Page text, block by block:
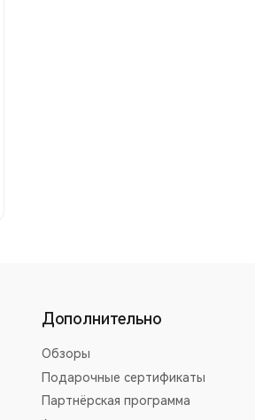
Дополнительно
Обзоры
Подарочные сертификаты
Партнёрская программа